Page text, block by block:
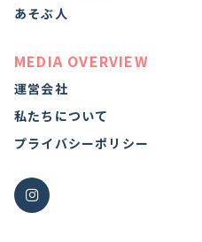
あそぶ人
MEDIA OVERVIEW
運営会社
私たちについて
プライバシーポリシー